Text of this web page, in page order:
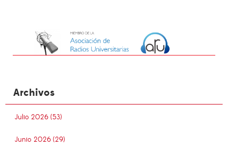
Archivos
Julio 2026 (53)
Junio 2026 (29)